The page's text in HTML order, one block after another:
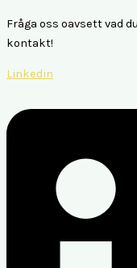
Fråga oss oavsett vad
kontakt!
Linkedin